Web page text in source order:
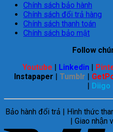
Chính sách bảo hành
Chính sách đổi trả hàng
Chính sách thanh toán
Chính sách bảo mật
Follow
Youtube
Linkedin
Instapaper
Tumblr
Diigo
Bảo hành đổi trả | Hình thức
| Giao nhận